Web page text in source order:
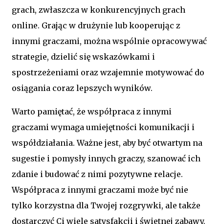
grach, zwłaszcza w konkurencyjnych grach
online. Grając w drużynie lub kooperując z
innymi graczami, można wspólnie opracowywać
strategie, dzielić się wskazówkami i
spostrzeżeniami oraz wzajemnie motywować do
osiągania coraz lepszych wyników.
Warto pamiętać, że współpraca z innymi
graczami wymaga umiejętności komunikacji i
współdziałania. Ważne jest, aby być otwartym na
sugestie i pomysły innych graczy, szanować ich
zdanie i budować z nimi pozytywne relacje.
Współpraca z innymi graczami może być nie
tylko korzystna dla Twojej rozgrywki, ale także
dostarczyć Ci wiele satysfakcji i świetnej zabawy.